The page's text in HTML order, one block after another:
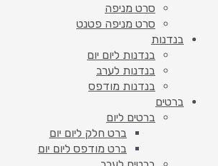
סרט מניפה
סרט מניפה פטנט
בנדנות
בנדנות ליום יום
בנדנות לערב
בנדנות מודפס
ברטים
ברטים ליום
ברט חלק ליום יום
ברט מודפס ליום יום